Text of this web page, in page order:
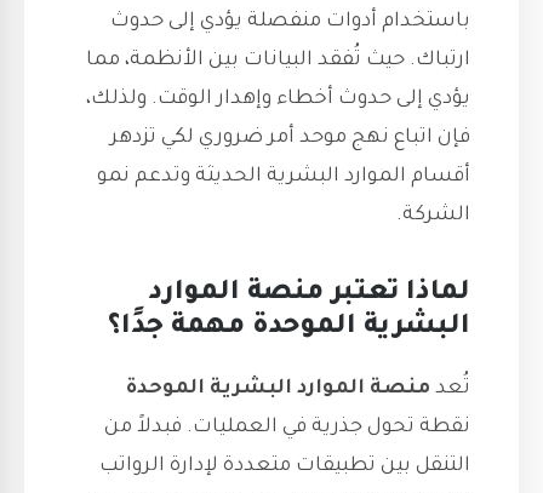
باستخدام أدوات منفصلة يؤدي إلى حدوث
ارتباك. حيث تُفقد البيانات بين الأنظمة، مما
يؤدي إلى حدوث أخطاء وإهدار الوقت. ولذلك،
فإن اتباع نهج موحد أمر ضروري لكي تزدهر
أقسام الموارد البشرية الحديثة وتدعم نمو
الشركة.
لماذا تعتبر منصة الموارد
البشرية الموحدة مهمة جدًا؟
تُعد منصة الموارد البشرية الموحدة
نقطة تحول جذرية في العمليات. فبدلاً من
التنقل بين تطبيقات متعددة لإدارة الرواتب